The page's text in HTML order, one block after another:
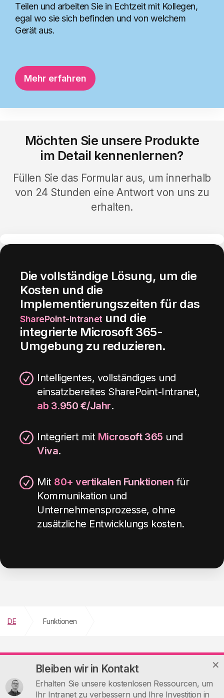
Podcast
auf dem Laufenden zu halten.
Pop-Up
Die Komponente, um Videos, Bilder und
Werbebildlaufleisten im Intranet
hervorzuheben.
Ressourcenbuchung
Das System, das Benutzern ermöglicht, die
Verfügbarkeit von Unternehmensressourcen
zu überprüfen und diese sofort zu
reservieren.
Mehr erfahren
Die Komponente zum Importieren von
Inhalten und Nachrichten von externen
Mehr erfahren
Seitenwarnung
Die Webpart, um zeitlich begrenzte
Teilen und arbeiten Sie in Echtzeit mit Kollegen,
egal wo sie sich befinden und von welchem
Gerät aus.
Mehr erfahren
Möchten Sie unsere Produkte
im Detail kennenlernen?
Füllen Sie das Formular aus, um innerhalb
von 24 Stunden eine Antwort von uns zu
erhalten.
Die vollständige Lösung, um die
Kosten und die
Implementierungszeiten für das
SharePoint-Intranetund die
integrierte Microsoft 365-
Umgebung zu reduzieren.
Intelligentes, vollständiges und
einsatzbereites SharePoint-Intranet,
ab 3.950 €/Jahr.
Integriert mit Microsoft 365 und
Viva.
Mit 80+ vertikalen Funktionen für
Kommunikation und
Unternehmensprozesse, ohne
zusätzliche Entwicklungs kosten.
Bleiben wir in Kontakt
Erhalten Sie unsere kostenlosen Ressourcen, um
Ihr Intranet zu verbessern und Ihre Investition in
DE Funktionen
NÜTZLICHE LINKS
Warum intranet.ai